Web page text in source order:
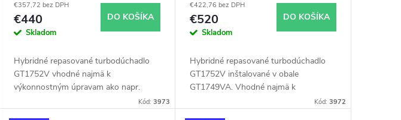
€357,72 bez DPH
€440
Skladom
DO KOŠÍKA
Hybridné repasované turbodúchadlo
GT1752V vhodné najmä k
výkonnostným úpravam ako napr.
Kód: 3973
€422,76 bez DPH
€520
Skladom
DO KOŠÍKA
Hybridné repasované turbodúchadlo
GT1752V inštalované v obale
GT1749VA. Vhodné najmä k
výkonnostným úpravam ako napr.Kód: 3972